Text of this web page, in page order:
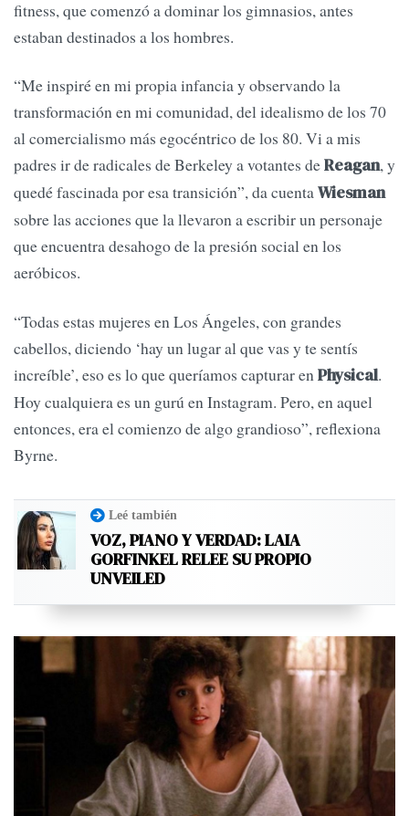
fitness, que comenzó a dominar los gimnasios, antes
estaban destinados a los hombres.
“Me inspiré en mi propia infancia y observando la
transformación en mi comunidad, del idealismo de los 70
al comercialismo más egocéntrico de los 80. Vi a mis
padres ir de radicales de Berkeley a votantes deReagan, y
quedé fascinada por esa transición”, da cuentaWiesman
sobre las acciones que la llevaron a escribir un personaje
que encuentra desahogo de la presión social en los
aeróbicos.
“Todas estas mujeres en Los Ángeles, con grandes
cabellos, diciendo ‘hay un lugar al que vas y te sentís
increíble’, eso es lo que queríamos capturar en Physical.
Hoy cualquiera es un gurú en Instagram. Pero, en aquel
entonces, era el comienzo de algo grandioso”, reflexiona
Byrne.
Leé también
VOZ, PIANO Y VERDAD: LAIA
GORFINKEL RELEE SU PROPIO
UNVEILED